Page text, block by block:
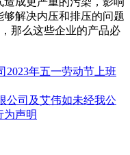
解决内压和排压的问题
那么这些企业的产品必
2023年五一劳动节上班
公司及艾伟如未经我公
为声明